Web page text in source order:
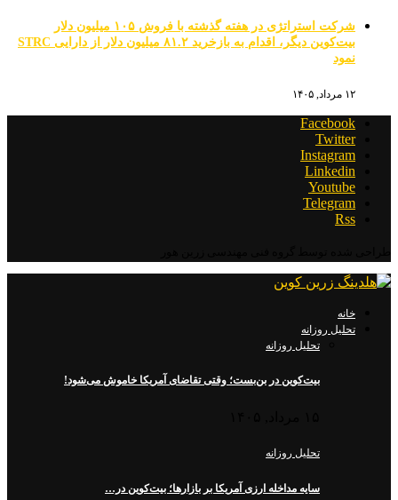
شرکت استراتژی در هفته گذشته با فروش ۱۰۵ میلیون دلار
بیت‌کوین دیگر، اقدام به بازخرید ۸۱.۲ میلیون دلار از دارایی STRC
نمود
۱۲ مرداد, ۱۴۰۵
Facebook
Twitter
Instagram
Linkedin
Youtube
Telegram
Rss
خانه
تحلیل روزانه
تحلیل روزانه
بیت‌کوین در بن‌بست؛ وقتی تقاضای آمریکا خاموش می‌شود!
تحلیل روزانه
سایه مداخله ارزی آمریکا بر بازارها؛ بیت‌کوین در…